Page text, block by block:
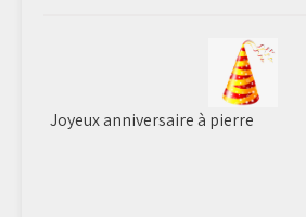
Joyeux anniversaire à pierre